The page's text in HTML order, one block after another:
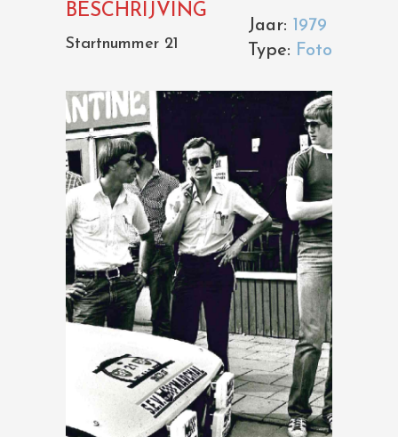
Jaar: 1979
Type: Foto
BESCHRIJVING
Startnummer 21